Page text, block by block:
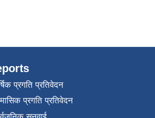
प्रगति प्रतिवेदन
प्रगति प्रतिवेदन